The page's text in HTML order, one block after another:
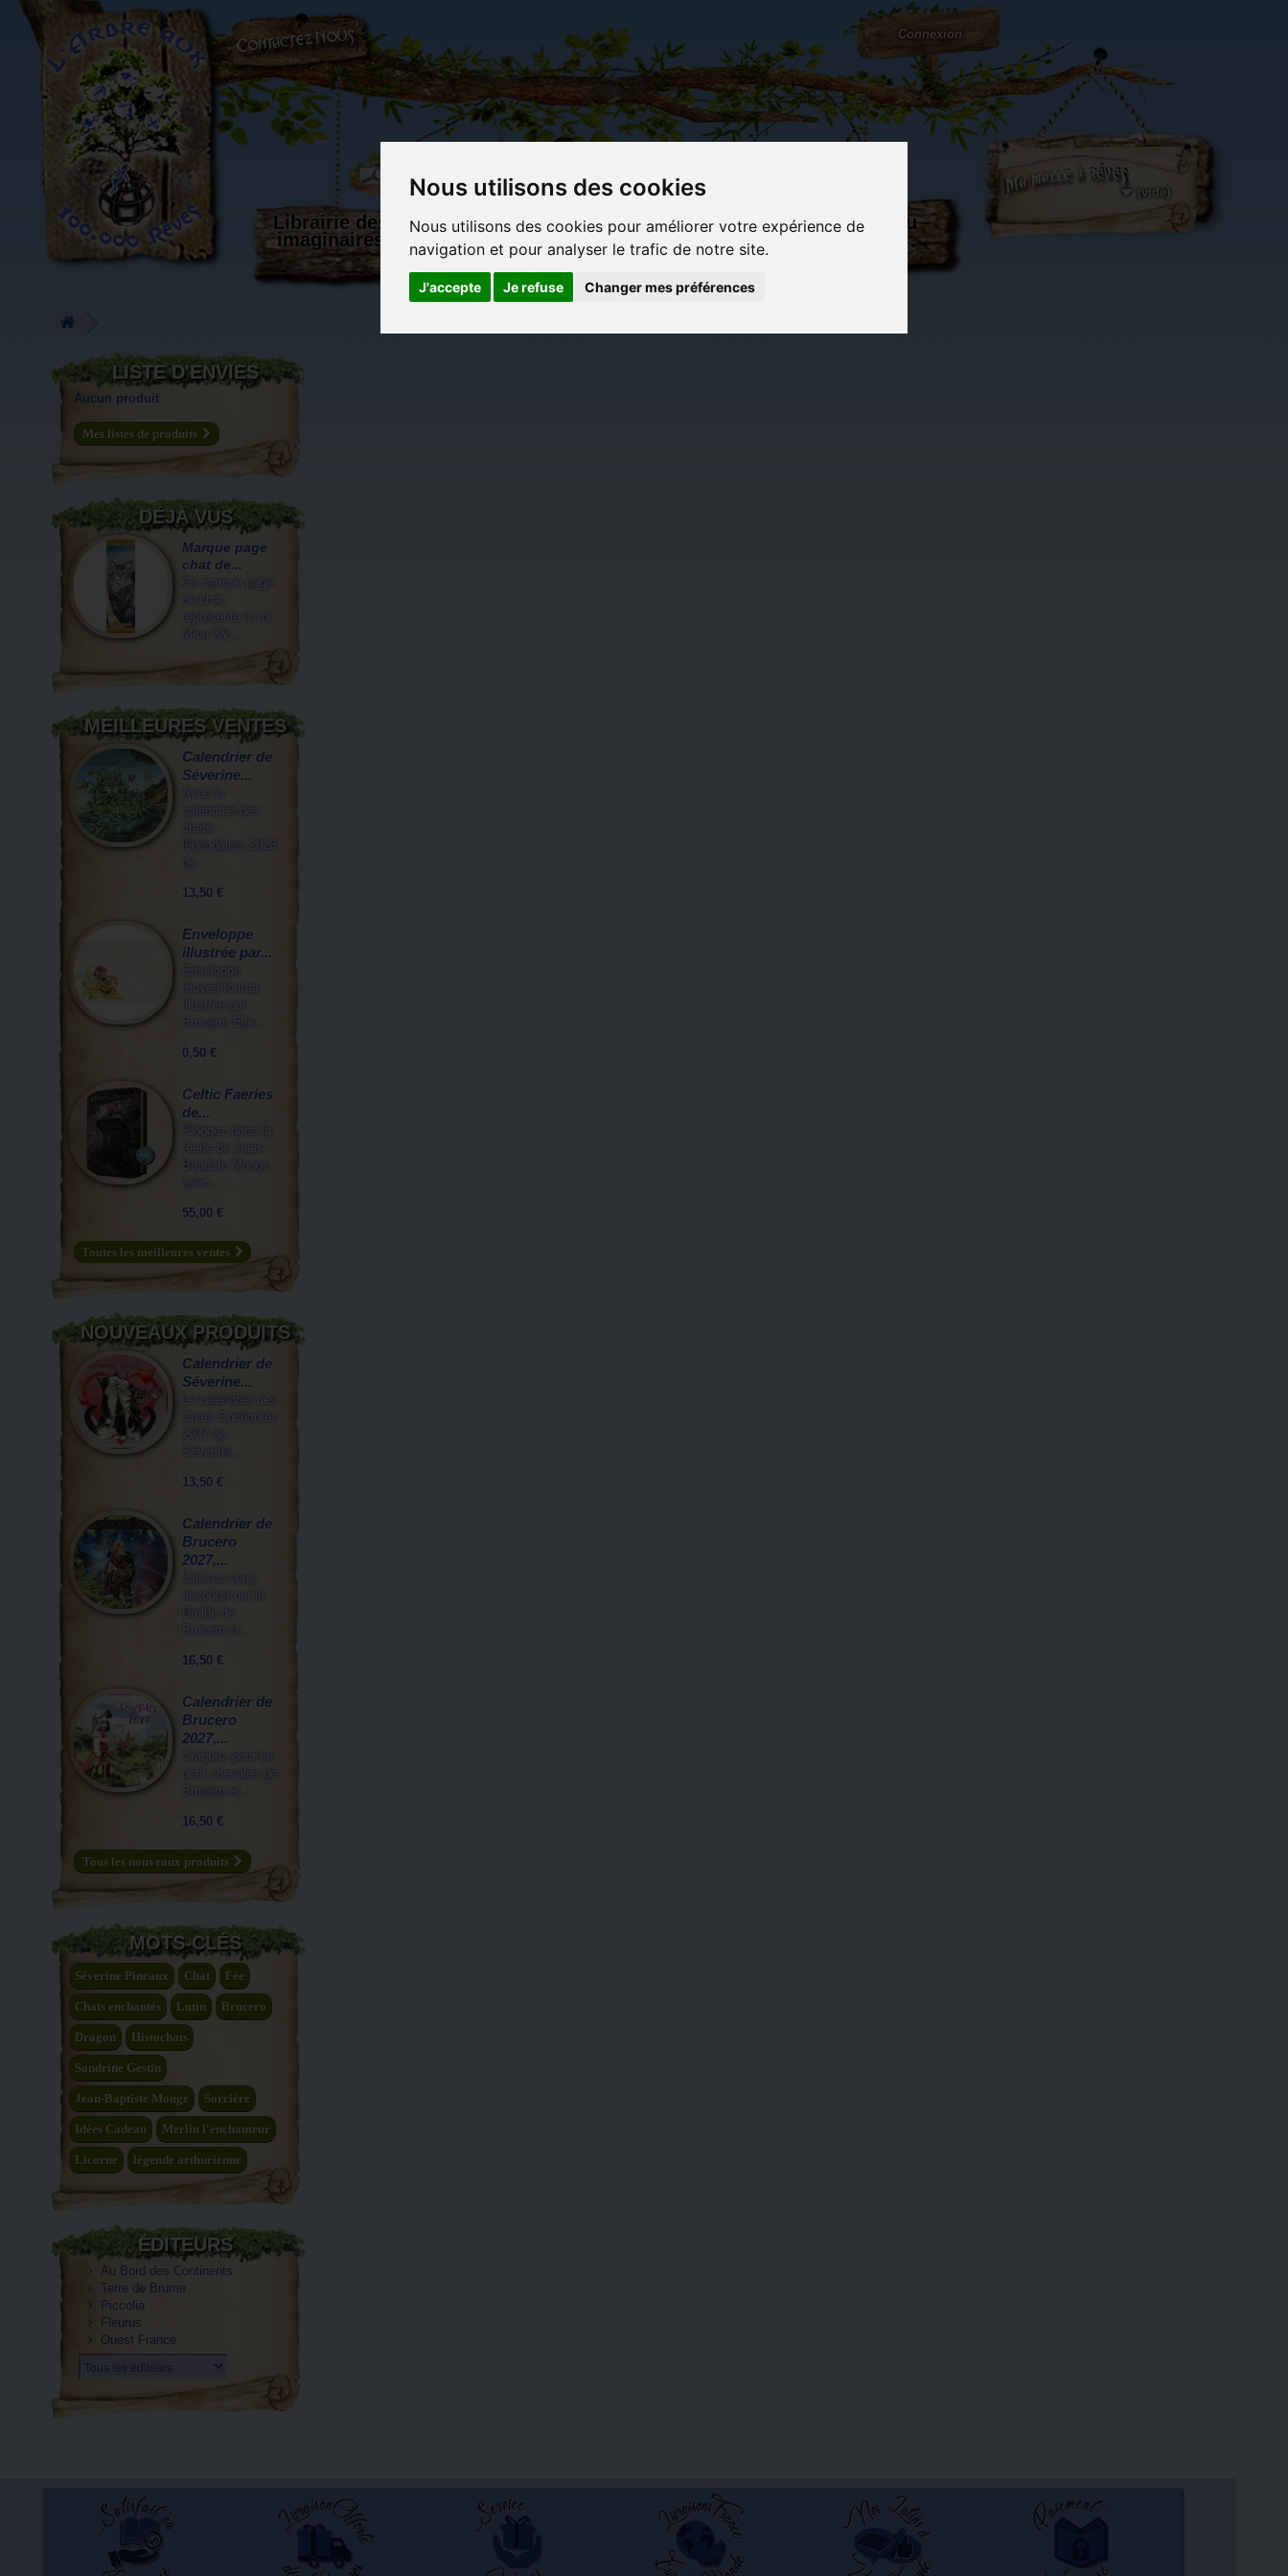
Nous utilisons des cookies
Nous utilisons des cookies pour améliorer votre expérience de
navigation et pour analyser le trafic de notre site.
J'accepte Je refuse Changer mes préférences
L'Arbre aux 100.000 Rêves
Connexion
(vide)
Librairie des
imaginaires
Carterie
papeterie
originale
Activités
manuelles,
détente et
Objets déco et
cadeaux
originaux
Du côté du
blog...
LISTE D'ENVIES
Aucun produit
Mes listes de produits
DÉJÀ VUS
Marque page
chat de...
Ce marque page
de chat
représente le roi
Miou XV,...
MEILLEURES VENTES
Calendrier de
Séverine...
Avec le
calendrier des
chats
légendaires 2026
de...
13,50 €
Enveloppe
illustrée par...
Enveloppe
moyen format
illustrée par
Brucero. Elle...
0,50 €
Celtic Faeries
de...
Plongez dans la
féerie de Jean-
Baptiste Monge
avec...
55,00 €
Toutes les meilleures ventes
NOUVEAUX PRODUITS
Calendrier de
Séverine...
Le calendrier des
Chats Enchantés
2027 de
Séverine...
13,50 €
Calendrier de
Brucero
2027,...
Laissez-vous
envoûter par le
Druide de
Brucero et...
16,50 €
Calendrier de
Brucero
2027,...
Craquez pour Le
petit chevalier de
Brucero et...
16,50 €
Tous les nouveaux produits
MOTS-CLÉS
Séverine Pineaux Chat Fée
Chats enchantés Lutin Brucero
Dragon Histochats
Sandrine Gestin
Jean-Baptiste Monge Sorcière
Idées Cadeau Merlin l'enchanteur
Licorne légende arthurienne
ÉDITEURS
Au Bord des Continents
Terre de Brume
Piccolia
Fleurus
Ouest France
Tous les éditeurs